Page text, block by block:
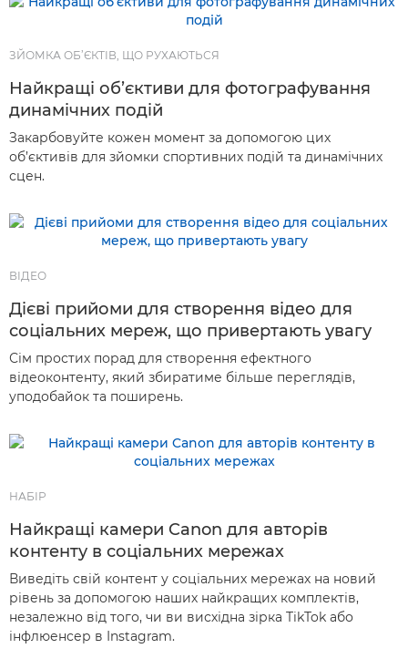
ЗЙОМКА ОБ’ЄКТІВ, ЩО РУХАЮТЬСЯ
Найкращі об’єктиви для фотографування
динамічних подій
Закарбовуйте кожен момент за допомогою цих
об’єктивів для зйомки спортивних подій та динамічних
сцен.
ВІДЕО
Дієві прийоми для створення відео для
соціальних мереж, що привертають увагу
Сім простих порад для створення ефектного
відеоконтенту, який збиратиме більше переглядів,
уподобайок та поширень.
НАБІР
Найкращі камери Canon для авторів
контенту в соціальних мережах
Виведіть свій контент у соціальних мережах на новий
рівень за допомогою наших найкращих комплектів,
незалежно від того, чи ви висхідна зірка TikTok або
інфлюенсер в Instagram.